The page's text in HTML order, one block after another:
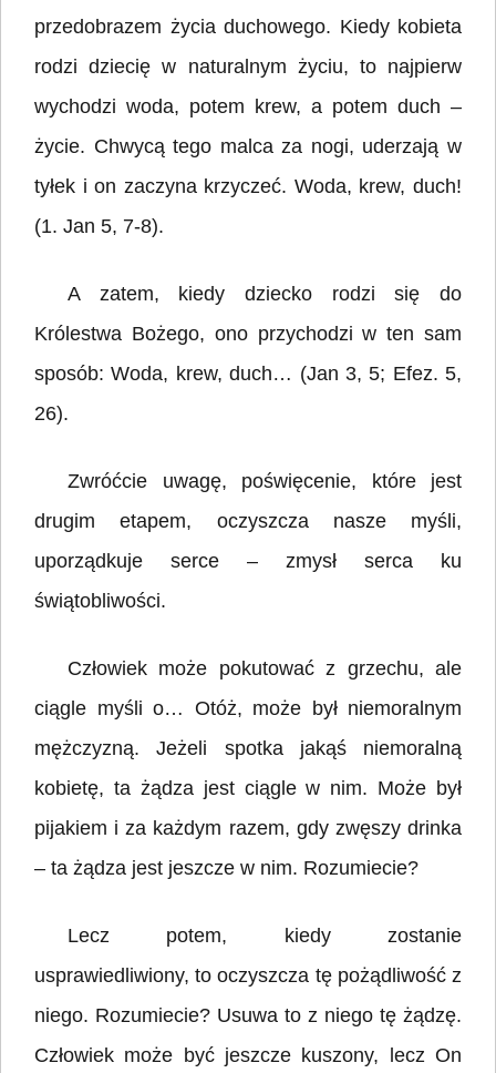
przedobrazem życia duchowego. Kiedy kobieta
rodzi dziecię w naturalnym życiu, to najpierw
wychodzi woda, potem krew, a potem duch –
życie. Chwycą tego malca za nogi, uderzają w
tyłek i on zaczyna krzyczeć. Woda, krew, duch!
(1. Jan 5, 7-8).
A zatem, kiedy dziecko rodzi się do
Królestwa Bożego, ono przychodzi w ten sam
sposób: Woda, krew, duch… (Jan 3, 5; Efez. 5,
26).
Zwróćcie uwagę, poświęcenie, które jest
drugim etapem, oczyszcza nasze myśli,
uporządkuje serce – zmysł serca ku
świątobliwości.
Człowiek może pokutować z grzechu, ale
ciągle myśli o… Otóż, może był niemoralnym
mężczyzną. Jeżeli spotka jakąś niemoralną
kobietę, ta żądza jest ciągle w nim. Może był
pijakiem i za każdym razem, gdy zwęszy drinka
– ta żądza jest jeszcze w nim. Rozumiecie?
Lecz potem, kiedy zostanie
usprawiedliwiony, to oczyszcza tę pożądliwość z
niego. Rozumiecie? Usuwa to z niego tę żądzę.
Człowiek może być jeszcze kuszony, lecz On